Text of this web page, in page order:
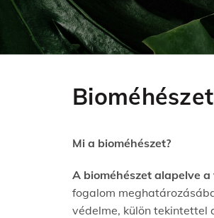
Bioméhészet
Mi a bioméhészet?
A bioméhészet alapelve
fogalom
védelme, külön tekintettel